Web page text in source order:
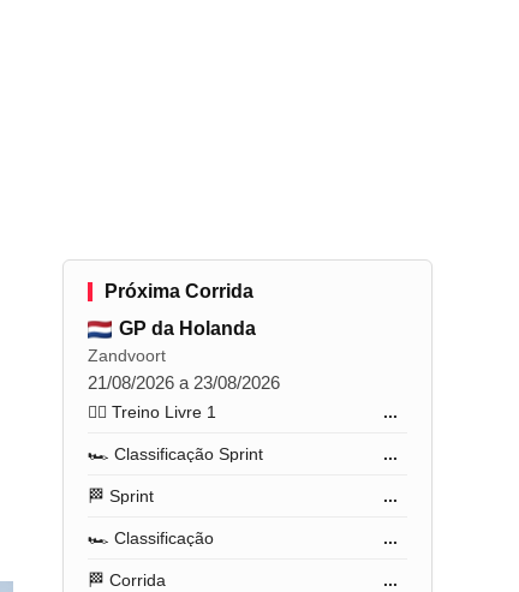
Próxima Corrida
GP da Holanda
Zandvoort
21/08/2026 a 23/08/2026
🏋️‍♂️ Treino Livre 1 ...
🏎️ Classificação Sprint ...
🏁 Sprint ...
🏎️ Classificação ...
🏁 Corrida ...